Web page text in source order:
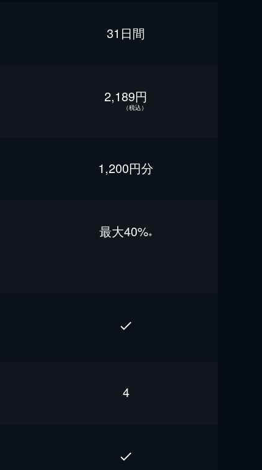
31日間
2,189円
（税込）
1,200円分
最⼤40%※
4